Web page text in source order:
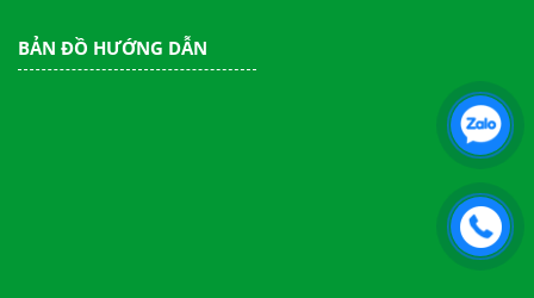
BẢN ĐỒ HƯỚNG DẪN